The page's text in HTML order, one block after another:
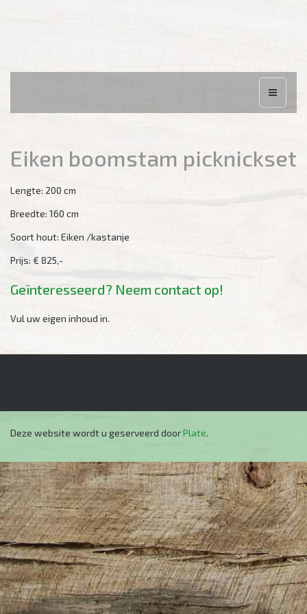
Eiken boomstam picknickset
Lengte: 200 cm
Breedte: 160 cm
Soort hout: Eiken /kastanje
Prijs: € 825,-
Geïnteresseerd? Neem contact op!
Vul uw eigen inhoud in.
Deze website wordt u geserveerd doorPlate.